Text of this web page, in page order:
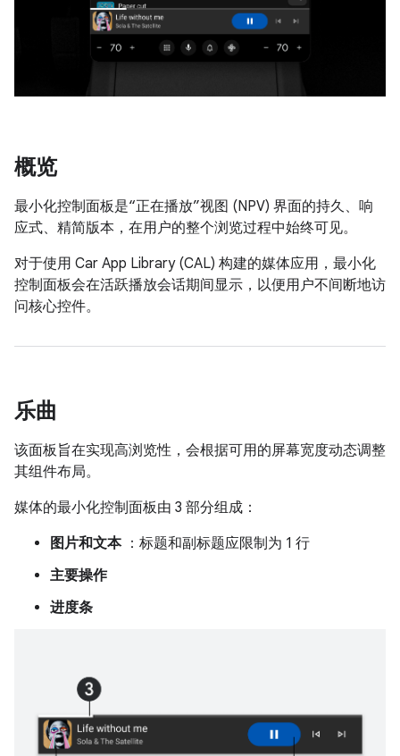
概览
最小化控制面板是“正在播放”视图 (NPV) 界面的持久、响
应式、精简版本，在用户的整个浏览过程中始终可见。
对于使用 Car App Library (CAL) 构建的媒体应用，最小化
控制面板会在活跃播放会话期间显示，以便用户不间断地访
问核心控件。
乐曲
该面板旨在实现高浏览性，会根据可用的屏幕宽度动态调整
其组件布局。
媒体的最小化控制面板由 3 部分组成：
图片和文本：标题和副标题应限制为 1 行
主要操作
进度条